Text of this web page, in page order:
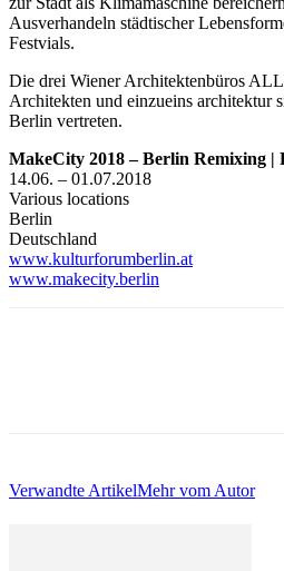
Ausverhandeln städtischer
Festvials.
Die drei Wiener Architektenbüros
Architekten und einzueins architektur
Berlin vertreten.
MakeCity 2018 – Berlin Remixing |
14.06. – 01.07.2018
Various locations
Berlin
Deutschland
www.kulturforumberlin.at
www.makecity.berlin
Verwandte ArtikelMehr vom Autor